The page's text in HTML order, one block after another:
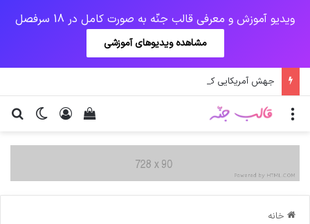
ویدیو آموزش و معرفی قالب جنّه به صورت کامل در 18 سرفصل
مشاهده ویدیوهای آموزشی
تغییر ورود
دیدن سبد خرید منو
خانه